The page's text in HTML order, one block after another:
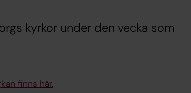
kyrkor under den vecka som
finns här.